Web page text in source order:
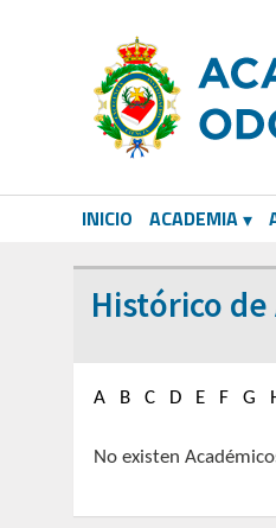
INICIO ACADEMIA
Histórico
A B C D E F G
No existen